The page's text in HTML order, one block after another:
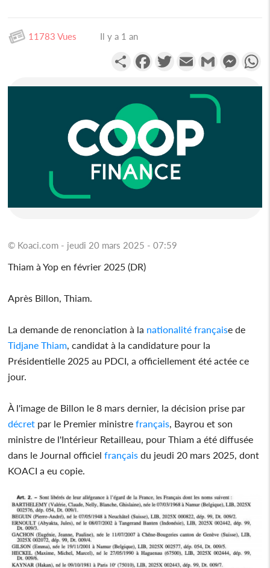
11783 Vues Il y a 1 an
PartagerFacebookTwitterEmail Gmail
© Koaci.com - jeudi 20 mars 2025 - 07:59
Thiam à Yop en février 2025 (DR)
Après Billon, Thiam.
La demande de renonciation à la nationalité française de
Tidjane Thiam , candidat à la candidature pour la
Présidentielle 2025 au PDCI, a officiellement été actée ce
jour.
À l'image de Billon le 8 mars dernier, la décision prise par
décret par le Premier ministrefrançais , Bayrou et son
ministre de l'Intérieur Retailleau, pour Thiam a été diffusée
dans le Journal officielfrançais du jeudi 20 mars 2025, dont
KOACI a eu copie.